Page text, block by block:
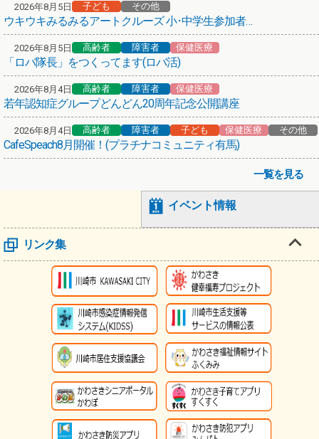
保健医療
紅麹を含む健康食品について
高齢者 障害者 子ども その他
あいちゃんアニメ「アニメ × 地域包括ケア」
2026年8月5日 子ども その他
ウキウキみるみるアートクルーズ 小･中学生参加者募集！
2026年8月5日 高齢者 障害者 保健医療
「ロバ隊長」をつくってます(ロバ活)
2026年8月4日 高齢者 障害者 保健医療
若年認知症グループどんどん20周年記念公開講座
2026年8月4日 高齢者 障害者 子ども 保健医療 その他
CafeSpeach8月開催！(プラチナコミュニティ有馬)
一覧を見る
イベント情報
リンク集